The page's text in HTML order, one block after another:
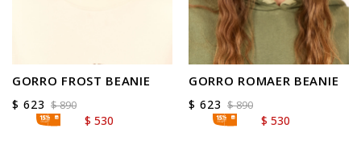
GORRO FROST BEANIE
$ 623 $890
$ 530
GORRO ROMAER BEANIE
$ 623 $890
$ 530